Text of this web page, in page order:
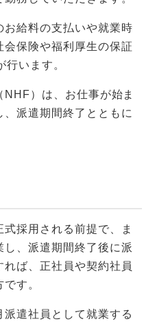
給料の支払いや就業時
保険や福利厚生の保証
います。
）は、お仕事が始ま
派遣期間終了とともに
採用される前提で、ま
、派遣期間終了後に派
ば、正社員や契約社員
す。
遣社員として就業する